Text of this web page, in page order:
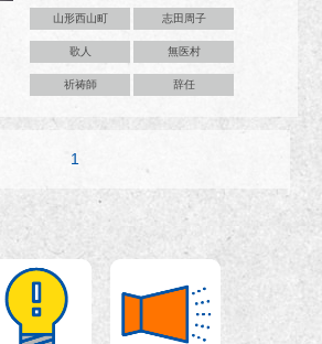
山形西山町 志田周子
歌人 無医村
祈祷師 辞任
1